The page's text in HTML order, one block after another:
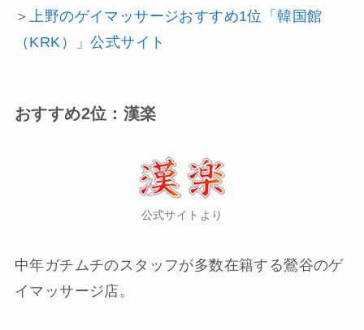
＞
上野のゲイマッサージおすすめ1位「韓国館
（KRK）」公式サイト
おすすめ2位：漢楽
公式サイトより
中年ガチムチのスタッフが多数在籍する鶯谷のゲ
イマッサージ店。